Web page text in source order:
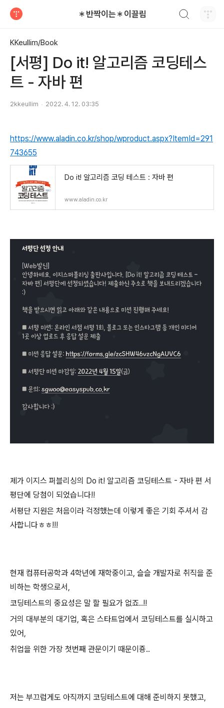
＊반짝이는＊이끌림
KKeullim/Book
[서평] Do it! 알고리즘 코딩테스
트 - 자바 편
2kkeullim 2022. 4. 12. 03:35
https://www.aladin.co.kr/shop/wproduct.aspx?ItemId=291
743655
Do it! 알고리즘 코딩 테스트 : 자바 편
www.aladin.co.kr
제가 이지스 퍼블리싱의 Do it! 알고리즘 코딩테스트 - 자바 편 서
평단에 당첨이 되었습니다!!
서평단 지원은 처음이라 걱정했는데 이렇게 좋은 기회 주셔서 감
사합니다ㅎㅎ!!!
현재 컴퓨터공학과 4학년에 재학중이고, 슬슬 개발자로 취직을 준
비하는 학생으로서,
코딩테스트의 중요성은 말 할 필요가 없죠..!!
거의 대부분의 대기업, 혹은 스타트업에서 코딩테스트를 실시하고
있어,
취업을 위한 가장 첫번째 관문이기 때문이죵..
저는 부끄럽게도 아직까지 코딩테스트에 대해 준비하지 못했고,